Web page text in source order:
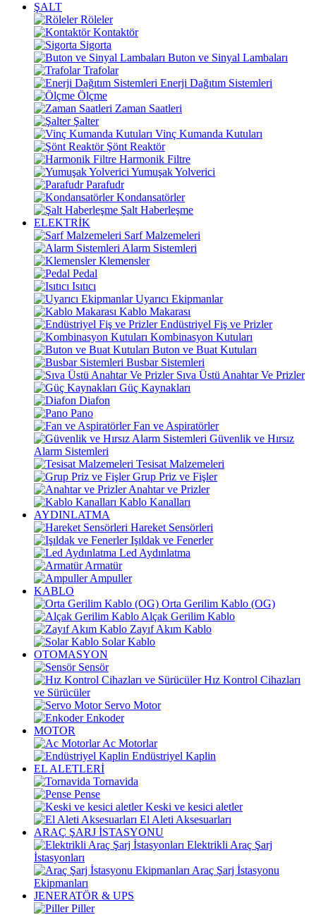
ŞALT
Röleler
Kontaktör
Sigorta
Buton ve Sinyal Lambaları
Trafolar
Enerji Dağıtım Sistemleri
Ölçme
Zaman Saatleri
Şalter
Vinç Kumanda Kutuları
Şönt Reaktör
Harmonik Filtre
Yumuşak Yolverici
Parafudr
Kondansatörler
Şalt Haberleşme
ELEKTRİK
Sarf Malzemeleri
Alarm Sistemleri
Klemensler
Pedal
Isıtıcı
Uyarıcı Ekipmanlar
Kablo Makarası
Endüstriyel Fiş ve Prizler
Kombinasyon Kutuları
Buton ve Buat Kutuları
Busbar Sistemleri
Sıva Üstü Anahtar Ve Prizler
Güç Kaynakları
Diafon
Pano
Fan ve Aspiratörler
Güvenlik ve Hırsız
Alarm Sistemleri
Tesisat Malzemeleri
Grup Priz ve Fişler
Anahtar ve Prizler
Kablo Kanalları
AYDINLATMA
Hareket Sensörleri
Işıldak ve Fenerler
Led Aydınlatma
Armatür
Ampuller
KABLO
Orta Gerilim Kablo (OG)
Alçak Gerilim Kablo
Zayıf Akım Kablo
Solar Kablo
OTOMASYON
Sensör
Hız Kontrol Cihazları
ve Sürücüler
Servo Motor
Enkoder
MOTOR
Ac Motorlar
Endüstriyel Kaplin
EL ALETLERİ
Tornavida
Pense
Keski ve kesici aletler
El Aleti Aksesuarları
ARAÇ ŞARJ İSTASYONU
Elektrikli Araç Şarj
İstasyonları
Araç Şarj İstasyonu
Ekipmanları
JENERATÖR & UPS
Piller